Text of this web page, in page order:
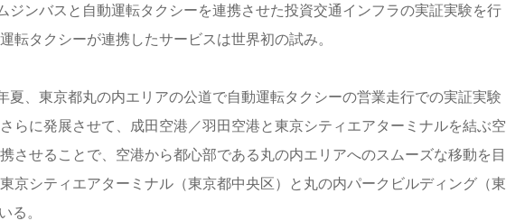
ジンバスと自動運転タクシーを連携させた投資交通インフラの実証実験を行
転タクシーが連携したサービスは世界初の試み。
夏、東京都丸の内エリアの公道で自動運転タクシーの営業走行での実証実験
らに発展させて、成田空港／羽田空港と東京シティエアターミナルを結ぶ空
させることで、空港から都心部である丸の内エリアへのスムーズな移動を目
京シティエアターミナル（東京都中央区）と丸の内パークビルディング（東
る。